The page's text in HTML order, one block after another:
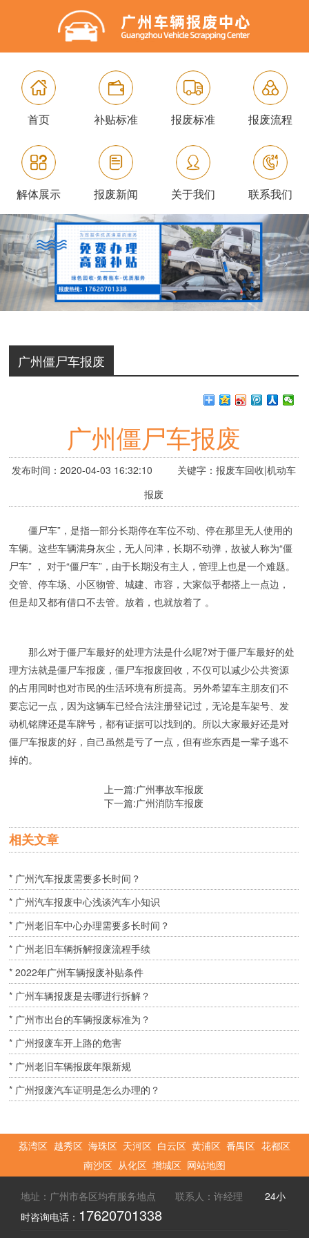
首页 补贴标准 报废标准 报废流程
解体展示 报废新闻 关于我们 联系我们
广州僵尸车报废
广州僵尸车报废
发布时间：2020-04-03 16:32:10 关键字：报废车回收|机动车
报废
僵尸车”，是指一部分长期停在车位不动、停在那里无人使用的
车辆。这些车辆满身灰尘，无人问津，长期不动弹，故被人称为“僵
尸车” ， 对于“僵尸车”，由于长期没有主人，管理上也是一个难题。
交管、停车场、小区物管、城建、市容，大家似乎都搭上一点边，
但是却又都有借口不去管。放着，也就放着了 。
那么对于僵尸车最好的处理方法是什么呢?对于僵尸车最好的处
理方法就是僵尸车报废，僵尸车报废回收，不仅可以减少公共资源
的占用同时也对市民的生活环境有所提高。另外希望车主朋友们不
要忘记一点，因为这辆车已经合法注册登记过，无论是车架号、发
动机铭牌还是车牌号，都有证据可以找到的。所以大家最好还是对
僵尸车报废的好，自己虽然是亏了一点，但有些东西是一辈子逃不
掉的。
上一篇:广州事故车报废
下一篇:广州消防车报废
相关文章
* 广州汽车报废需要多长时间？
* 广州汽车报废中心浅谈汽车小知识
* 广州老旧车中心办理需要多长时间？
* 广州老旧车辆拆解报废流程手续
* 2022年广州车辆报废补贴条件
* 广州车辆报废是去哪进行拆解？
* 广州市出台的车辆报废标准为？
* 广州报废车开上路的危害
* 广州老旧车辆报废年限新规
* 广州报废汽车证明是怎么办理的？
荔湾区 越秀区 海珠区 天河区 白云区 黄浦区 番禺区 花都区
南沙区 从化区 增城区 网站地图
地址：广州市各区均有服务地点 联系人：许经理
24小
时咨询电话： 17620701338